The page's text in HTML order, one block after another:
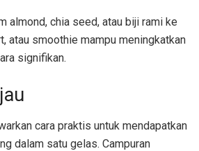
almond, chia seed, atau biji rami ke
atau smoothie mampu meningkatkan
signifikan.
cara praktis untuk mendapatkan
dalam satu gelas. Campuran